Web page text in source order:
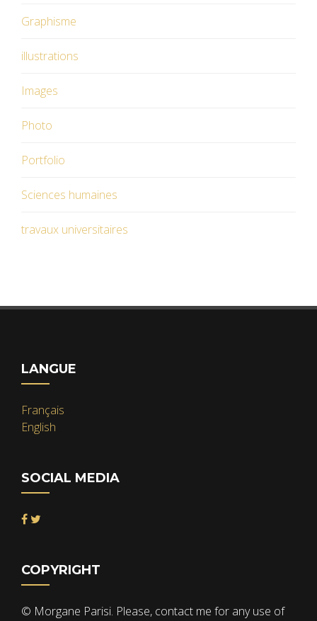
Graphisme
illustrations
Images
Photo
Portfolio
Sciences humaines
travaux universitaires
LANGUE
Français
English
SOCIAL MEDIA
COPYRIGHT
© Morgane Parisi. Please, contact me for any use of